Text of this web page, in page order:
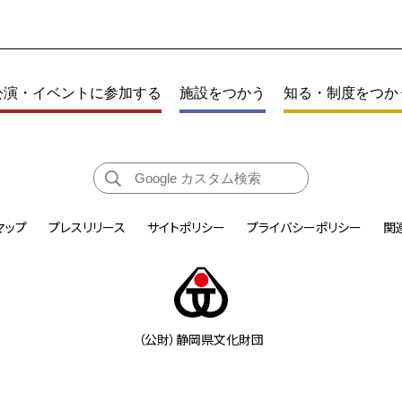
演・イベントに参加する 施設をつかう 知る・制度をつか
ップ プレスリリース サイトポリシー プライバシーポリシー 関
（公財）静岡県文化財団